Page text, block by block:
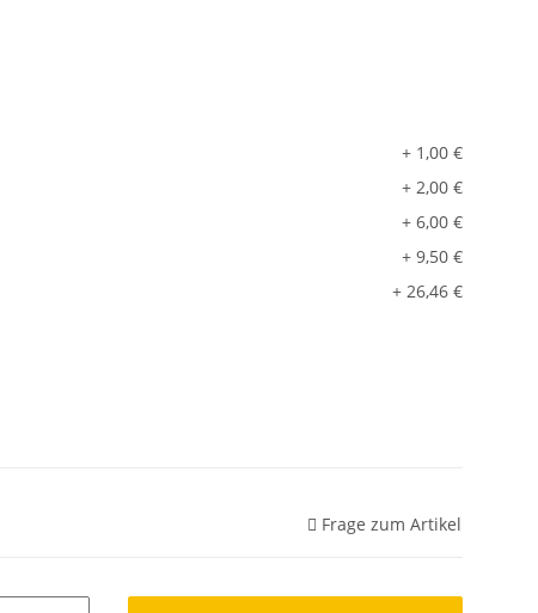
+ 1,00 €
+ 2,00 €
+ 6,00 €
+ 9,50 €
+ 26,46 €
Frage zum Artikel